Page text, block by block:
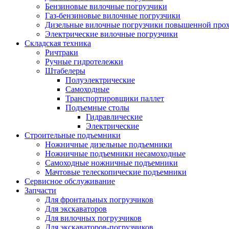
Бензиновые вилочные погрузчики
Газ-бензиновые вилочные погрузчики
Дизельные вилочные погрузчики повышенной
Электрические вилочные погрузчики
Складская техника
Ричтраки
Ручные гидротележки
Штабелеры
Полуэлектрические
Самоходные
Транспортировщики паллет
Подъемные столы
Гидравлические
Электрические
Строительные подъемники
Ножничные дизельные подъемники
Ножничные подъемники несамоходные
Самоходные ножничные подъемники
Мачтовые телескопические подъемники
Сервисное обслуживание
Запчасти
Для фронтальных погрузчиков
Для экскаваторов
Для вилочных погрузчиков
Для экскаваторов-погрузчиков